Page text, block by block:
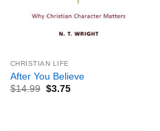
CHRISTIAN LIFE
After You Believe
$14.99 $3.75